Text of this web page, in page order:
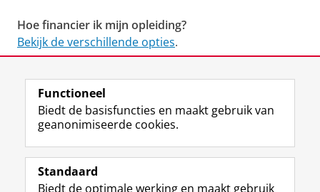
Hoe financier ik mijn opleiding?
Bekijk de verschillende opties.
Neem contact op
Functioneel
Biedt de basisfuncties en maakt gebruik van
geanonimiseerde cookies.
Standaard
Biedt de optimale werking en maakt gebruik